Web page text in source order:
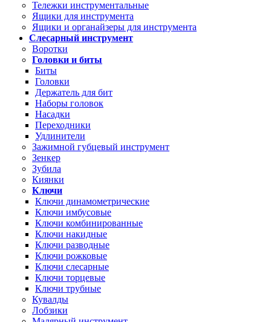
Тележки инструментальные
Ящики для инструмента
Ящики и органайзеры для инструмента
Слесарный инструмент
Воротки
Головки и биты
Биты
Головки
Держатель для бит
Наборы головок
Насадки
Переходники
Удлинители
Зажимной губцевый инструмент
Зенкер
Зубила
Киянки
Ключи
Ключи динамометрические
Ключи имбусовые
Ключи комбинированные
Ключи накидные
Ключи разводные
Ключи рожковые
Ключи слесарные
Ключи торцевые
Ключи трубные
Кувалды
Лобзики